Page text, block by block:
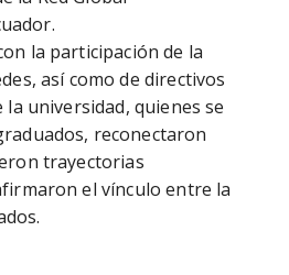
la participación de la
así como de directivos
la universidad, quienes se
reconectaron
trayectorias
el vínculo entre la